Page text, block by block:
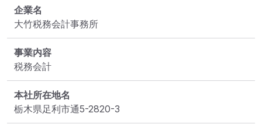
企業名
大竹税務会計事務所
事業内容
税務会計
本社所在地名
栃木県足利市通5-2820-3